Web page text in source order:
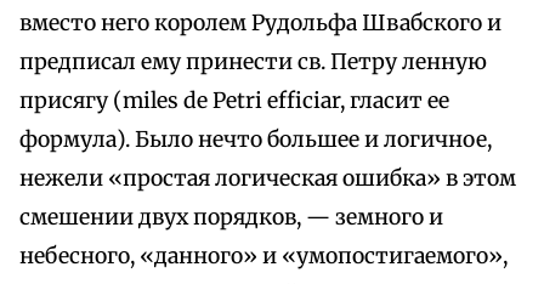
вместо него королем Рудольфа Швабского и
предписал ему принести св. Петру ленную
присягу (miles de Petri efficiar, гласит ее
формула). Было нечто большее и логичное,
нежели «простая логическая ошибка» в этом
смешении двух порядков, — земного и
небесного, «данного» и «умопостигаемого»,